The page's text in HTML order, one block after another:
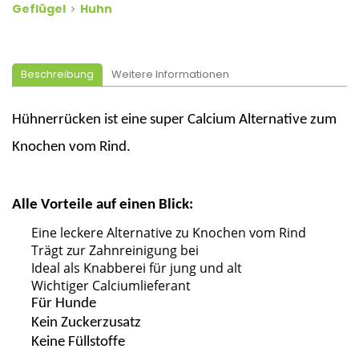
Geflügel Huhn
Beschreibung Weitere Informationen
Hühnerrücken ist eine super Calcium Alternative zum
Knochen vom Rind.
Alle Vorteile auf einen Blick:
Eine leckere Alternative zu Knochen vom Rind
Trägt zur Zahnreinigung bei
Ideal als Knabberei für jung und alt
Wichtiger Calciumlieferant
Für Hunde
Kein Zuckerzusatz
Keine Füllstoffe